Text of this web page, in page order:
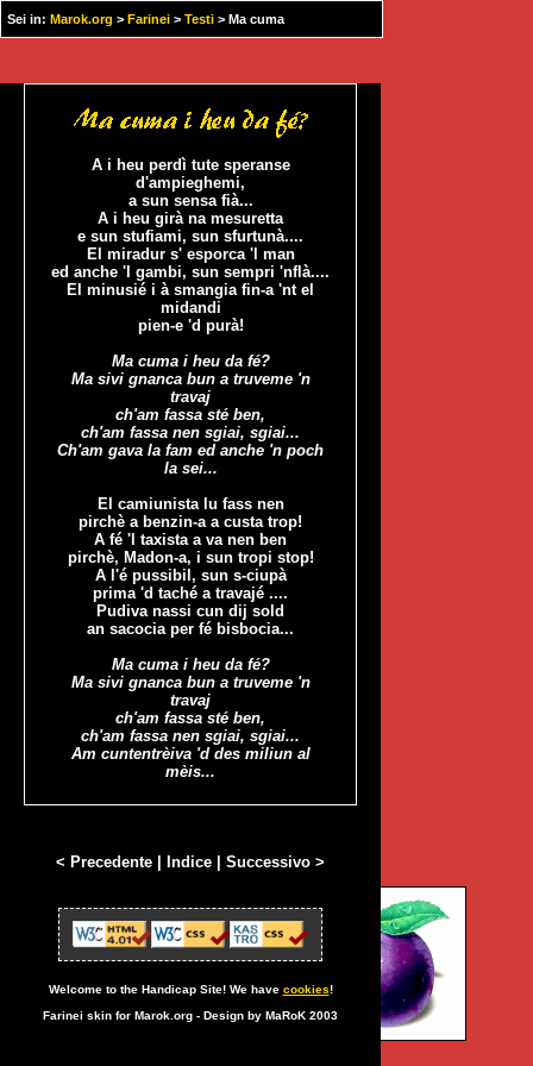
Sei in: Marok.org > Farinei > Testi > Ma cuma
A i heu perdì tute speranse
d'ampieghemi,
a sun sensa fià...
A i heu girà na mesuretta
e sun stufiami, sun sfurtunà....
El miradur s' esporca 'l man
ed anche 'l gambi, sun sempri 'nflà....
El minusié i à smangia fin-a 'nt el
midandi
pien-e 'd purà!
Ma cuma i heu da fé?
Ma sivi gnanca bun a truveme 'n
travaj
ch'am fassa sté ben,
ch'am fassa nen sgiai, sgiai...
Ch'am gava la fam ed anche 'n poch
la sei...
El camiunista lu fass nen
pirchè a benzin-a a custa trop!
A fé 'l taxista a va nen ben
pirchè, Madon-a, i sun tropi stop!
A l'é pussibil, sun s-ciupà
prima 'd taché a travajé ....
Pudiva nassi cun dij sold
an sacocia per fé bisbocia...
Ma cuma i heu da fé?
Ma sivi gnanca bun a truveme 'n
travaj
ch'am fassa sté ben,
ch'am fassa nen sgiai, sgiai...
Am cuntentrèiva 'd des miliun al
mèis...
< Precedente Indice Successivo >
Welcome to the Handicap Site! We have cookies!
Farinei skin for Marok.org - Design by MaRoK 2003